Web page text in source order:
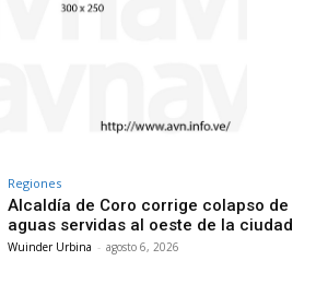
Regiones
Alcaldía de Coro corrige colapso de
aguas servidas al oeste de la ciudad
Wuinder Urbina - agosto 6, 2026